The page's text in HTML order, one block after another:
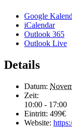
Google
iCalendar
Outlook 365
Outlook Live
Details
Datum:
Zeit:
10:00 - 17:00
Eintritt: 499€
Website: